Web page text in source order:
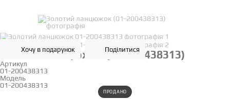
ПРОДАНО
Хочу в подарунок Поділитися
Золотий ланцюжок (01-200438313)
Артикул
01-200438313
Модель
01-200438313